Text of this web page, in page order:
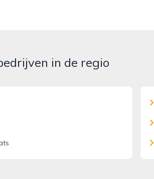
in de regio